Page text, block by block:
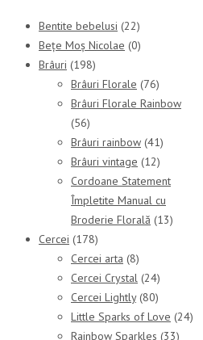
Bentite bebelusi (22)
Bețe Moș Nicolae (0)
Brâuri (198)
Brâuri Florale (76)
Brâuri Florale Rainbow
(56)
Brâuri rainbow (41)
Brâuri vintage (12)
Cordoane Statement
Împletite Manual cu
Broderie Florală (13)
Cercei (178)
Cercei arta (8)
Cercei Crystal (24)
Cercei Lightly (80)
Little Sparks of Love (24)
Rainbow Sparkles (33)